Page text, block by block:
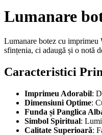
Lumanare
Lumanare botez cu imprimeu
sfințenia, ci adaugă și o notă
Caracteristici
Imprimeu Adorabil:
Dimensiuni Optime:
Funda și Panglica
Simbol Spiritual:
Calitate Superioară: